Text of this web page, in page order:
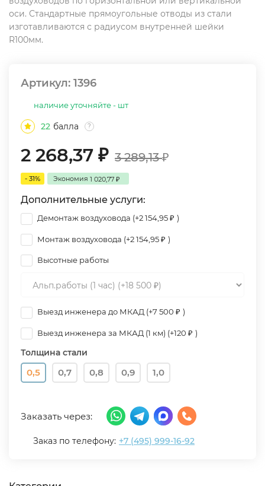
оси. Стандартные прямоугольные отводы из стали
изготавливаются с радиусом внутренней шейки
R100мм.
Артикул: 1396
наличие уточняйте - шт
22 балла ?
2 268,37 ₽ 3 289,13₽
- 31% Экономия 1 020,77 ₽
Дополнительные услуги:
Демонтаж воздуховода (+2 154,95 ₽ )
Монтаж воздуховода (+2 154,95 ₽ )
Высотные работы
Выезд инженера до МКАД (+7 500 ₽ )
Выезд инженера за МКАД (1 км) (+120 ₽ )
Толщина стали
0,5 0,7 0,8 0,9 1,0
Заказать через:
Заказ по телефону: +7 (495) 999-16-92